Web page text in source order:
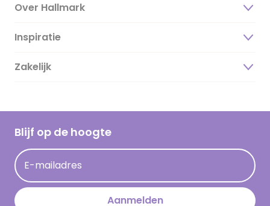
Over Hallmark
Over ons
Duurzaamheid
Hallmark Kaartclub
Acties
Persberichten
Hallmark en Kinderpostzegels
Inspiratie
Magazine
Cadeau inspiratie
Kaartinspiratie
Zakelijk
Blijf op de hoogte
E-mailadres
Aanmelden